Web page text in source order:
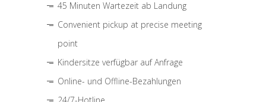
45 Minuten Wartezeit ab Landung
Convenient pickup at precise meeting
point
Kindersitze verfügbar auf Anfrage
Online- und Offline-Bezahlungen